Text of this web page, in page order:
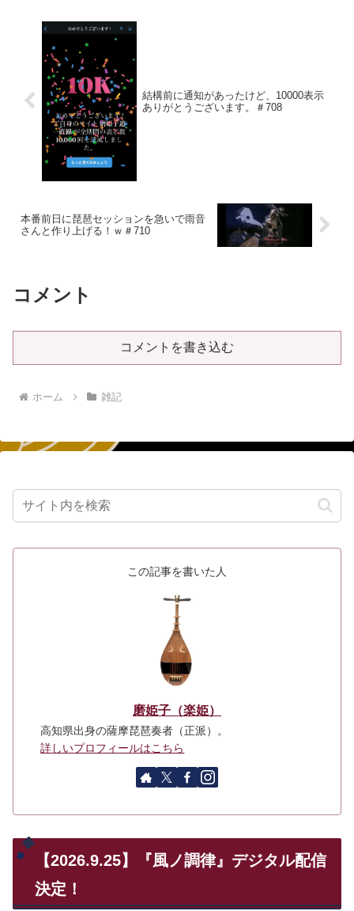
結構前に通知があったけど、10000表示
ありがとうございます。＃708
本番前日に琵琶セッションを急いで雨音
さんと作り上げる！ｗ＃710
コメント
コメントを書き込む
ホーム 雑記
この記事を書いた人
磨姫子（楽姫）
高知県出身の薩摩琵琶奏者（正派）。
詳しいプロフィールはこちら
【2026.9.25】『風ノ調律』デジタル配信
決定！